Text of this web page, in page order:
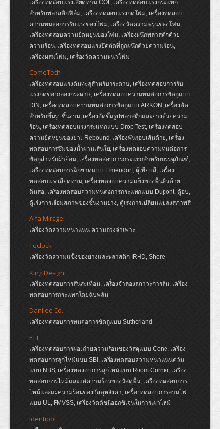
เครื่องทดสอบแรงเสียดทาน COF, เครื่องทดสอบแรงกระแทก
สำหรับพลาสติกฟิล์ม, เครื่องทดสอบแรงกดโฟม, เครื่องทดสอบ
ความทนต่อการรับแรงของโฟม, เครื่องวัดความพรุนของโฟม,
เครื่องทดสอบความยืดหยุ่นของโฟม, เครื่องผนึกพลาสติกด้วย
ความร้อน, เครื่องทดสอบแรงยึดติดที่ถูกผนึกด้วยความร้อน,
เครื่องผสมโฟม, เครื่องวัดความหนาโฟม
ComeTech
เครื่องทดสอบแรงดันทะลุสำหรับกระดาษ, เครื่องทดสอบการรับ
แรงกดของกล่องกระดาษ, เครื่องทดสอบความทนต่อการขัดถูแบบ
DIN, เครื่องทดสอบความทนต่อการขัดถูแบบ ARKON, เครื่องตัด
สำหรับขึ้นรูปชิ้นงาน, เครื่องอัดขึ้นรูปพลาสติกและยางด้วยความ
ร้อน, เครื่องทดสอบแรงกระแทกแบบ Drop Test, เครื่องทดสอบ
ความยืดหยุ่นของยาง Rebound, เครื่องพันรอบเส้นด้าย, เครื่อง
ทดสอบการซึมของน้ำผ่านเส้นใย, เครื่องทดสอบความทนต่อการ
ขัดถูสำหรับผ้าย้อม, เครื่องทดสอบการกระแทกสำหรับบรรจุภัณฑ์,
เครื่องทดสอบการฉีกขาดแบบ Elmendorf, ตู้เทียบสี, เครื่อง
ทดสอบแรงเสียดทาน, เครื่องทดสอบความแข็งของพื้นผิวด้วย
ดินสอ, เครื่องทดสอบความทนต่อการกระแทกแบบ Dupont, ตู้อบ,
ตู้เร่งการเสื่อมสภาพของชิ้นงานยาง, ตู้เร่งการเปลี่ยนแปลงสภาพสี
Alfa Mirage
เครื่องวัดความหนาแน่น ความถ่วงจำเพาะ
Teclock
เครื่องวัดความแข็งของยางและพลาสติก IRHD, Shore
King Design
เครื่องทดสอบการสั่นสะเทือน, เครื่องจำลองสภาวะการสั่น, เครื่อง
ทดสอบการกระแทกโดยฉับพลัน
Danilee Co.
เครื่องทดสอบการทนต่อการขัดถูแบบ Sutherland
FTT
เครื่องทดสอบการผ่องถ่ายความร้อนของวัสดุแบบ Cone, เครื่อง
ทดสอบการลุกไหม้แบบ SBI, เครื่องทดสอบความหนาแน่นควัน
แบบ NBS, เครื่องทดสอบการลุกไหม้แบบ Room Corner, เครื่อง
ทดสอบการไหม้และแผ่ความร้อนของวัสดุพื้น, เครื่องทดสอบการ
ไหม้และแผ่ความร้อนของวัสดุหลังคา, เครื่องทดสอบการลามไฟ
แบบ UL, FMVSS, เครื่องวัดดัชนีออกซิเจนในการเผาไหม้
Identipol